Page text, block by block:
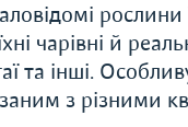
чарівні й
та інші.
з різними